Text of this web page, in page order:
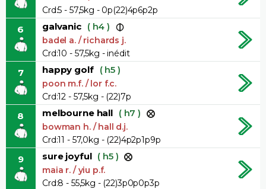
Crd:5 - 57,5kg - 0p(22)4p6p2p
6 galvanic ( h4 )
badel a. / richards j.
Crd:10 - 57,5kg - inédit
7 happy golf ( h5 )
poon m.f. / lor f.c.
Crd:12 - 57,5kg - (22)7p
8 melbourne hall ( h7 )
bowman h. / hall d.j.
Crd:11 - 57,0kg - (22)4p2p1p9p
9 sure joyful ( h5 )
maia r. / yiu p.f.
Crd:8 - 55,5kg - (22)3p0p0p3p